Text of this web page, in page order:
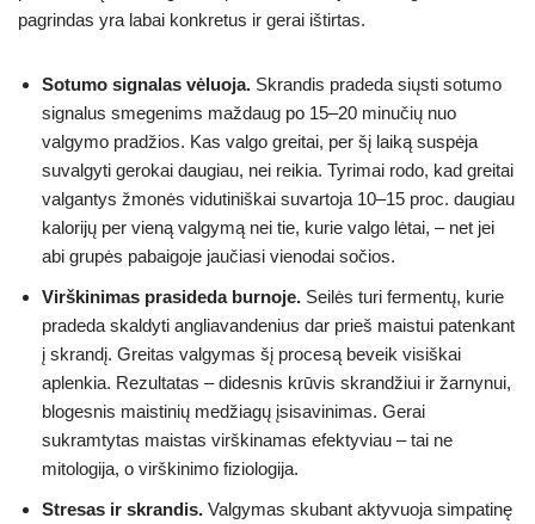
pagrindas yra labai konkretus ir gerai ištirtas.
Sotumo signalas vėluoja. Skrandis pradeda siųsti sotumo
signalus smegenims maždaug po 15–20 minučių nuo
valgymo pradžios. Kas valgo greitai, per šį laiką suspėja
suvalgyti gerokai daugiau, nei reikia. Tyrimai rodo, kad greitai
valgantys žmonės vidutiniškai suvartoja 10–15 proc. daugiau
kalorijų per vieną valgymą nei tie, kurie valgo lėtai, – net jei
abi grupės pabaigoje jaučiasi vienodai sočios.
Virškinimas prasideda burnoje. Seilės turi fermentų, kurie
pradeda skaldyti angliavandenius dar prieš maistui patenkant
į skrandį. Greitas valgymas šį procesą beveik visiškai
aplenkia. Rezultatas – didesnis krūvis skrandžiui ir žarnynui,
blogesnis maistinių medžiagų įsisavinimas. Gerai
sukramtytas maistas virškinamas efektyviau – tai ne
mitologija, o virškinimo fiziologija.
Stresas ir skrandis. Valgymas skubant aktyvuoja simpatinę